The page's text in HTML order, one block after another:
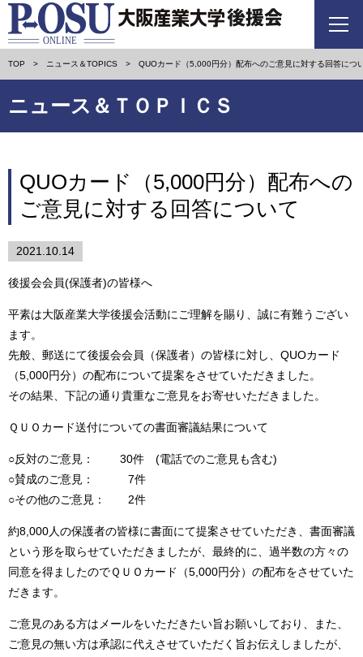
TOP ニュース＆TOPICS QUOカード（5,000円分）配布へのご意見に対する回答につ
ニュース＆ＴＯＰＩＣＳ
QUOカード（5,000円分）配布への
ご意見に対する回答について
2021.10.14
後援会会員(保護者)の皆様へ
平素は大阪産業大学後援会活動にご理解を賜り、誠に有難うござい
ます。
先般、郵送にて後援会会員（保護者）の皆様に対し、QUOカード
（5,000円分）の配布について提案をさせていただきました。
その結果、下記の通り貴重なご意見をお寄せいただきました。
ＱＵＯカード送付についての書面審議結果について
○反対のご意見： 30件 (電話でのご意見も含む)
○賛成のご意見： 7件
○その他のご意見： 2件
約8,000人の保護者の皆様に書面にて提案させていただき、書面審議
という形を取らせていただきましたが、最終的に、過半数の方々の
同意を得ましたのでＱＵＯカード（5,000円分）の配布をさせていた
だきます。
ご意見のある方はメールをいただきたい旨お願いしており、また、
ご意見の無い方は承認に代えさせていただく旨お伝えしましたが、